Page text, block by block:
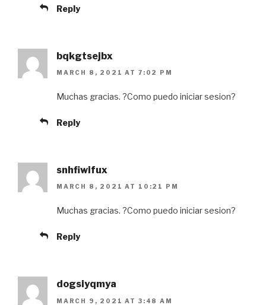
Reply
bqkgtsejbx
MARCH 8, 2021 AT 7:02 PM
Muchas gracias. ?Como puedo iniciar sesion?
Reply
snhfiwifux
MARCH 8, 2021 AT 10:21 PM
Muchas gracias. ?Como puedo iniciar sesion?
Reply
dogsiyqmya
MARCH 9, 2021 AT 3:48 AM